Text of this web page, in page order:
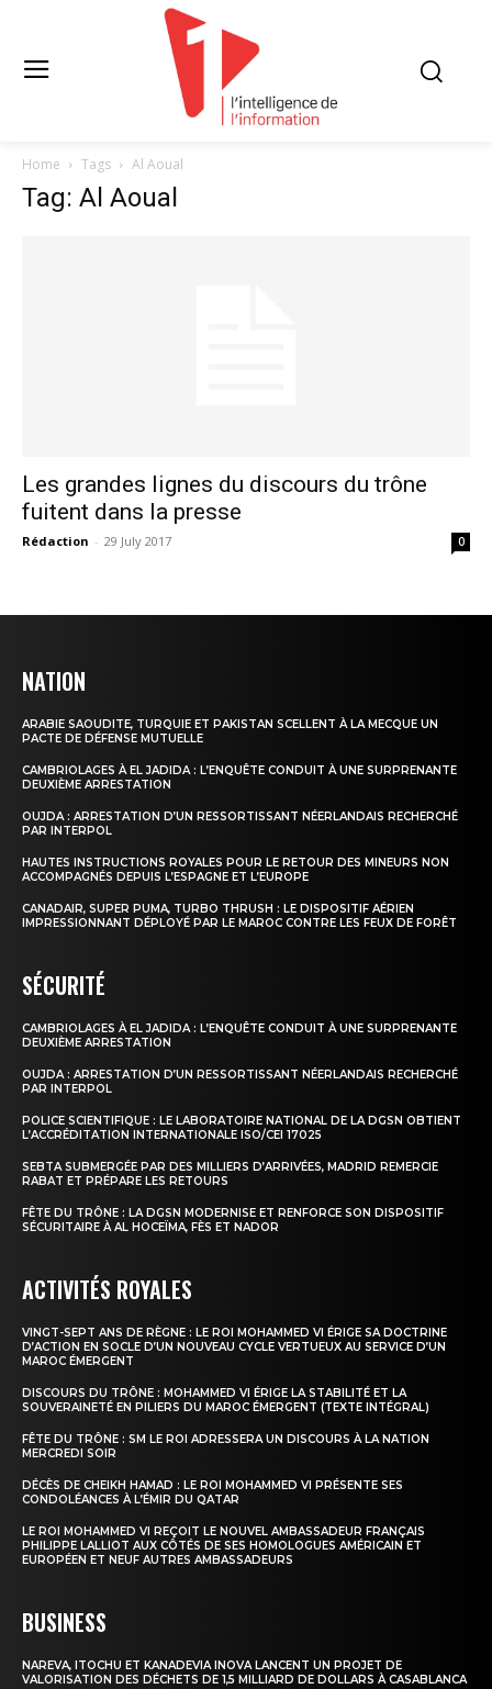
l'intelligence de
S'ABONNER MAINTENANT
Insight Publications
À propos
Formules d’abonnement
Mon compte
Home Tags Al Aoual
Tag: Al Aoual
Les grandes lignes du discours du trône
fuitent dans la presse
Rédaction - 29 July 2017 0
NATION
ARABIE SAOUDITE, TURQUIE ET PAKISTAN SCELLENT À LA MECQUE UN
PACTE DE DÉFENSE MUTUELLE
CAMBRIOLAGES À EL JADIDA : L’ENQUÊTE CONDUIT À UNE SURPRENANTE
DEUXIÈME ARRESTATION
OUJDA : ARRESTATION D’UN RESSORTISSANT NÉERLANDAIS RECHERCHÉ
PAR INTERPOL
HAUTES INSTRUCTIONS ROYALES POUR LE RETOUR DES MINEURS NON
ACCOMPAGNÉS DEPUIS L’ESPAGNE ET L’EUROPE
CANADAIR, SUPER PUMA, TURBO THRUSH : LE DISPOSITIF AÉRIEN
IMPRESSIONNANT DÉPLOYÉ PAR LE MAROC CONTRE LES FEUX DE FORÊT
SÉCURITÉ
CAMBRIOLAGES À EL JADIDA : L’ENQUÊTE CONDUIT À UNE SURPRENANTE
DEUXIÈME ARRESTATION
OUJDA : ARRESTATION D’UN RESSORTISSANT NÉERLANDAIS RECHERCHÉ
PAR INTERPOL
POLICE SCIENTIFIQUE : LE LABORATOIRE NATIONAL DE LA DGSN OBTIENT
L’ACCRÉDITATION INTERNATIONALE ISO/CEI 17025
SEBTA SUBMERGÉE PAR DES MILLIERS D’ARRIVÉES, MADRID REMERCIE
RABAT ET PRÉPARE LES RETOURS
FÊTE DU TRÔNE : LA DGSN MODERNISE ET RENFORCE SON DISPOSITIF
SÉCURITAIRE À AL HOCEÏMA, FÈS ET NADOR
ACTIVITÉS ROYALES
VINGT-SEPT ANS DE RÈGNE : LE ROI MOHAMMED VI ÉRIGE SA DOCTRINE
D’ACTION EN SOCLE D’UN NOUVEAU CYCLE VERTUEUX AU SERVICE D’UN
MAROC ÉMERGENT
DISCOURS DU TRÔNE : MOHAMMED VI ÉRIGE LA STABILITÉ ET LA
SOUVERAINETÉ EN PILIERS DU MAROC ÉMERGENT (TEXTE INTÉGRAL)
FÊTE DU TRÔNE : SM LE ROI ADRESSERA UN DISCOURS À LA NATION
MERCREDI SOIR
DÉCÈS DE CHEIKH HAMAD : LE ROI MOHAMMED VI PRÉSENTE SES
CONDOLÉANCES À L’ÉMIR DU QATAR
LE ROI MOHAMMED VI REÇOIT LE NOUVEL AMBASSADEUR FRANÇAIS
PHILIPPE LALLIOT AUX CÔTÉS DE SES HOMOLOGUES AMÉRICAIN ET
EUROPÉEN ET NEUF AUTRES AMBASSADEURS
BUSINESS
NAREVA, ITOCHU ET KANADEVIA INOVA LANCENT UN PROJET DE
VALORISATION DES DÉCHETS DE 1,5 MILLIARD DE DOLLARS À CASABLANCA